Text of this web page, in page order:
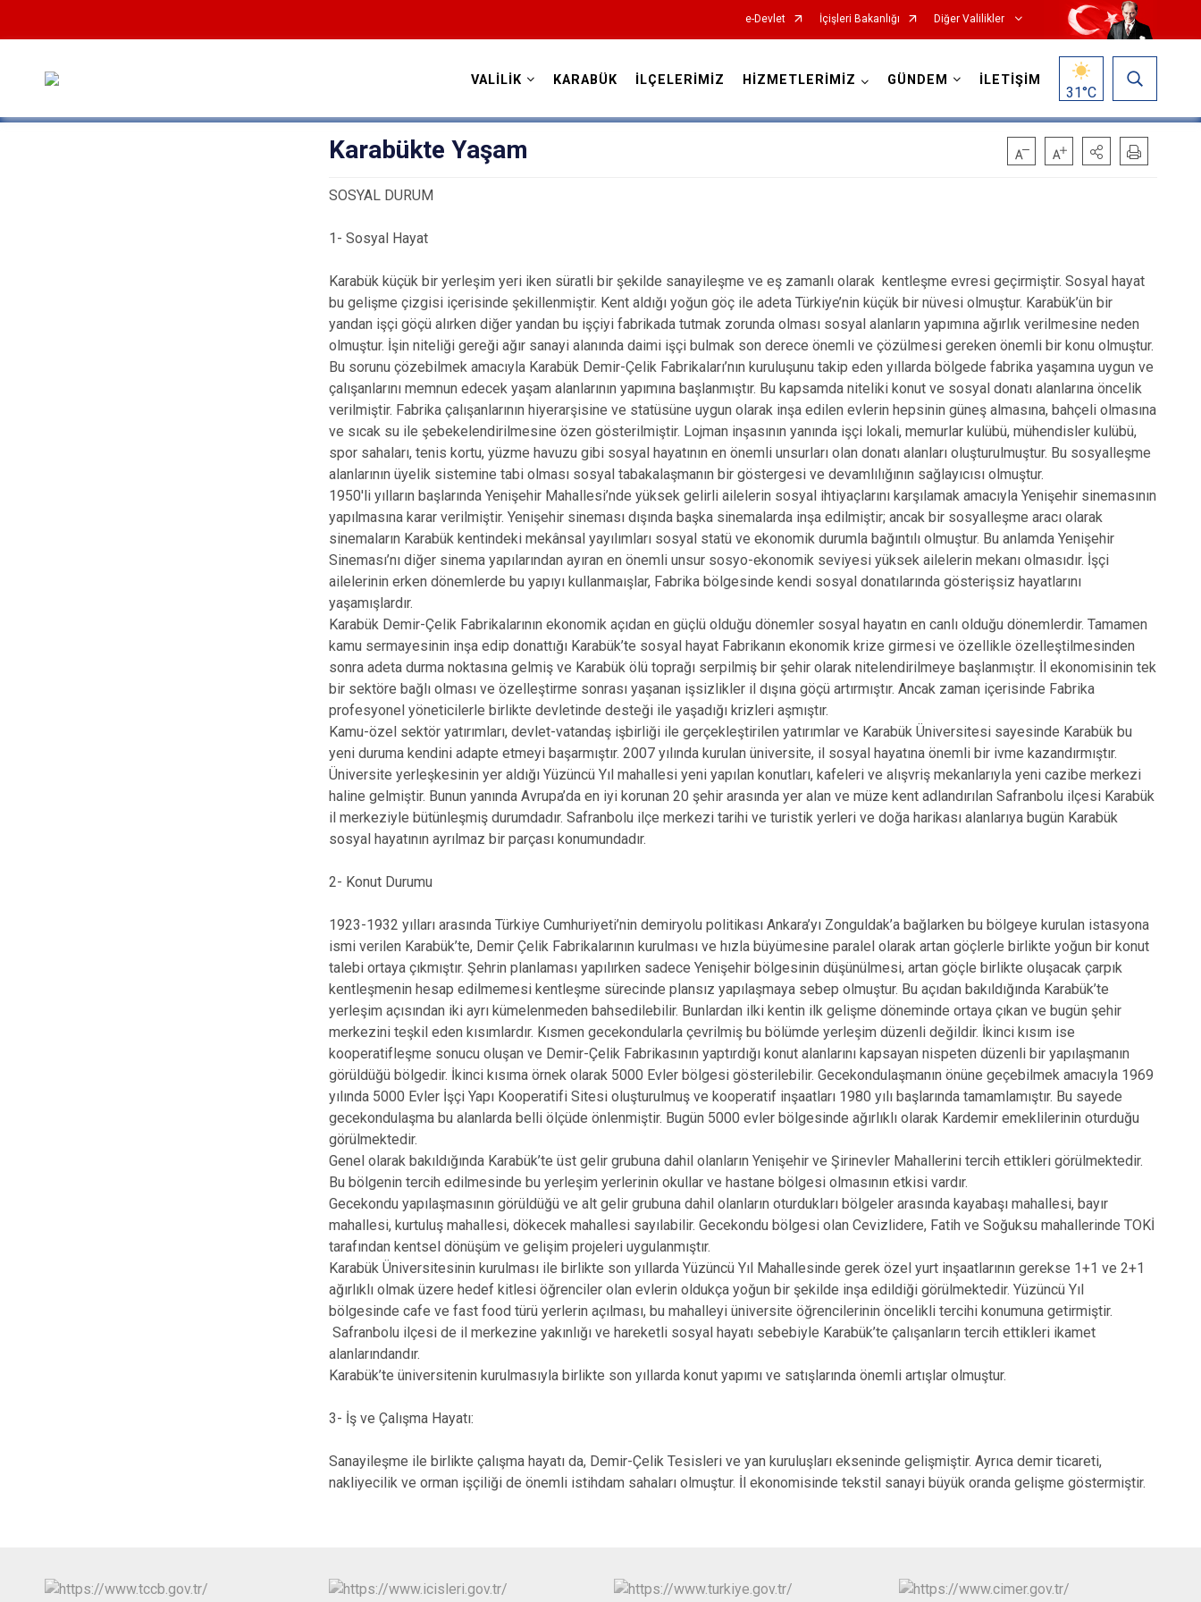
e-Devlet İçişleri Bakanlığı Diğer Valilikler
VALİLİK KARABÜK İLÇELERİMİZ HİZMETLERİMİZ GÜNDEM İLETİŞİM
31°C
Karabükte Yaşam
SOSYAL DURUM
1- Sosyal Hayat
Karabük küçük bir yerleşim yeri iken süratli bir şekilde sanayileşme ve eş zamanlı olarak kentleşme evresi geçirmiştir. Sosyal hayat
bu gelişme çizgisi içerisinde şekillenmiştir. Kent aldığı yoğun göç ile adeta Türkiye’nin küçük bir nüvesi olmuştur. Karabük’ün bir
yandan işçi göçü alırken diğer yandan bu işçiyi fabrikada tutmak zorunda olması sosyal alanların yapımına ağırlık verilmesine neden
olmuştur. İşin niteliği gereği ağır sanayi alanında daimi işçi bulmak son derece önemli ve çözülmesi gereken önemli bir konu olmuştur.
Bu sorunu çözebilmek amacıyla Karabük Demir-Çelik Fabrikaları’nın kuruluşunu takip eden yıllarda bölgede fabrika yaşamına uygun ve
çalışanlarını memnun edecek yaşam alanlarının yapımına başlanmıştır. Bu kapsamda niteliki konut ve sosyal donatı alanlarına öncelik
verilmiştir. Fabrika çalışanlarının hiyerarşisine ve statüsüne uygun olarak inşa edilen evlerin hepsinin güneş almasına, bahçeli olmasına
ve sıcak su ile şebekelendirilmesine özen gösterilmiştir. Lojman inşasının yanında işçi lokali, memurlar kulübü, mühendisler kulübü,
spor sahaları, tenis kortu, yüzme havuzu gibi sosyal hayatının en önemli unsurları olan donatı alanları oluşturulmuştur. Bu sosyalleşme
alanlarının üyelik sistemine tabi olması sosyal tabakalaşmanın bir göstergesi ve devamlılığının sağlayıcısı olmuştur.
1950'li yılların başlarında Yenişehir Mahallesi’nde yüksek gelirli ailelerin sosyal ihtiyaçlarını karşılamak amacıyla Yenişehir sinemasının
yapılmasına karar verilmiştir. Yenişehir sineması dışında başka sinemalarda inşa edilmiştir; ancak bir sosyalleşme aracı olarak
sinemaların Karabük kentindeki mekânsal yayılımları sosyal statü ve ekonomik durumla bağıntılı olmuştur. Bu anlamda Yenişehir
Sineması’nı diğer sinema yapılarından ayıran en önemli unsur sosyo-ekonomik seviyesi yüksek ailelerin mekanı olmasıdır. İşçi
ailelerinin erken dönemlerde bu yapıyı kullanmaışlar, Fabrika bölgesinde kendi sosyal donatılarında gösterişsiz hayatlarını
yaşamışlardır.
Karabük Demir-Çelik Fabrikalarının ekonomik açıdan en güçlü olduğu dönemler sosyal hayatın en canlı olduğu dönemlerdir. Tamamen
kamu sermayesinin inşa edip donattığı Karabük’te sosyal hayat Fabrikanın ekonomik krize girmesi ve özellikle özelleştilmesinden
sonra adeta durma noktasına gelmiş ve Karabük ölü toprağı serpilmiş bir şehir olarak nitelendirilmeye başlanmıştır. İl ekonomisinin tek
bir sektöre bağlı olması ve özelleştirme sonrası yaşanan işsizlikler il dışına göçü artırmıştır. Ancak zaman içerisinde Fabrika
profesyonel yöneticilerle birlikte devletinde desteği ile yaşadığı krizleri aşmıştır.
Kamu-özel sektör yatırımları, devlet-vatandaş işbirliği ile gerçekleştirilen yatırımlar ve Karabük Üniversitesi sayesinde Karabük bu
yeni duruma kendini adapte etmeyi başarmıştır. 2007 yılında kurulan üniversite, il sosyal hayatına önemli bir ivme kazandırmıştır.
Üniversite yerleşkesinin yer aldığı Yüzüncü Yıl mahallesi yeni yapılan konutları, kafeleri ve alışvriş mekanlarıyla yeni cazibe merkezi
haline gelmiştir. Bunun yanında Avrupa’da en iyi korunan 20 şehir arasında yer alan ve müze kent adlandırılan Safranbolu ilçesi Karabük
il merkeziyle bütünleşmiş durumdadır. Safranbolu ilçe merkezi tarihi ve turistik yerleri ve doğa harikası alanlarıya bugün Karabük
sosyal hayatının ayrılmaz bir parçası konumundadır.
2- Konut Durumu
1923-1932 yılları arasında Türkiye Cumhuriyeti’nin demiryolu politikası Ankara’yı Zonguldak’a bağlarken bu bölgeye kurulan istasyona
ismi verilen Karabük’te, Demir Çelik Fabrikalarının kurulması ve hızla büyümesine paralel olarak artan göçlerle birlikte yoğun bir konut
talebi ortaya çıkmıştır. Şehrin planlaması yapılırken sadece Yenişehir bölgesinin düşünülmesi, artan göçle birlikte oluşacak çarpık
kentleşmenin hesap edilmemesi kentleşme sürecinde plansız yapılaşmaya sebep olmuştur. Bu açıdan bakıldığında Karabük’te
yerleşim açısından iki ayrı kümelenmeden bahsedilebilir. Bunlardan ilki kentin ilk gelişme döneminde ortaya çıkan ve bugün şehir
merkezini teşkil eden kısımlardır. Kısmen gecekondularla çevrilmiş bu bölümde yerleşim düzenli değildir. İkinci kısım ise
kooperatifleşme sonucu oluşan ve Demir-Çelik Fabrikasının yaptırdığı konut alanlarını kapsayan nispeten düzenli bir yapılaşmanın
görüldüğü bölgedir. İkinci kısıma örnek olarak 5000 Evler bölgesi gösterilebilir. Gecekondulaşmanın önüne geçebilmek amacıyla 1969
yılında 5000 Evler İşçi Yapı Kooperatifi Sitesi oluşturulmuş ve kooperatif inşaatları 1980 yılı başlarında tamamlamıştır. Bu sayede
gecekondulaşma bu alanlarda belli ölçüde önlenmiştir. Bugün 5000 evler bölgesinde ağırlıklı olarak Kardemir emeklilerinin oturduğu
görülmektedir.
Genel olarak bakıldığında Karabük’te üst gelir grubuna dahil olanların Yenişehir ve Şirinevler Mahallerini tercih ettikleri görülmektedir.
Bu bölgenin tercih edilmesinde bu yerleşim yerlerinin okullar ve hastane bölgesi olmasının etkisi vardır.
Gecekondu yapılaşmasının görüldüğü ve alt gelir grubuna dahil olanların oturdukları bölgeler arasında kayabaşı mahallesi, bayır
mahallesi, kurtuluş mahallesi, dökecek mahallesi sayılabilir. Gecekondu bölgesi olan Cevizlidere, Fatih ve Soğuksu mahallerinde TOKİ
tarafından kentsel dönüşüm ve gelişim projeleri uygulanmıştır.
Karabük Üniversitesinin kurulması ile birlikte son yıllarda Yüzüncü Yıl Mahallesinde gerek özel yurt inşaatlarının gerekse 1+1 ve 2+1
ağırlıklı olmak üzere hedef kitlesi öğrenciler olan evlerin oldukça yoğun bir şekilde inşa edildiği görülmektedir. Yüzüncü Yıl
bölgesinde cafe ve fast food türü yerlerin açılması, bu mahalleyi üniversite öğrencilerinin öncelikli tercihi konumuna getirmiştir.
Safranbolu ilçesi de il merkezine yakınlığı ve hareketli sosyal hayatı sebebiyle Karabük’te çalışanların tercih ettikleri ikamet
alanlarındandır.
Karabük’te üniversitenin kurulmasıyla birlikte son yıllarda konut yapımı ve satışlarında önemli artışlar olmuştur.
3- İş ve Çalışma Hayatı:
Sanayileşme ile birlikte çalışma hayatı da, Demir-Çelik Tesisleri ve yan kuruluşları ekseninde gelişmiştir. Ayrıca demir ticareti,
nakliyecilik ve orman işçiliği de önemli istihdam sahaları olmuştur. İl ekonomisinde tekstil sanayi büyük oranda gelişme göstermiştir.